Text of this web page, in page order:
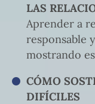
LAS
Aprender a
responsable
mostrando
CÓMO
DIFÍCILES